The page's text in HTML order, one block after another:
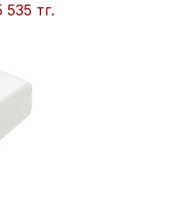
535 тг.